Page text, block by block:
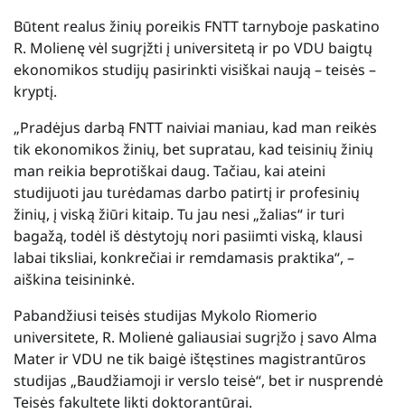
Būtent realus žinių poreikis FNTT tarnyboje paskatino
R. Molienę vėl sugrįžti į universitetą ir po VDU baigtų
ekonomikos studijų pasirinkti visiškai naują – teisės –
kryptį.
„Pradėjus darbą FNTT naiviai maniau, kad man reikės
tik ekonomikos žinių, bet supratau, kad teisinių žinių
man reikia beprotiškai daug. Tačiau, kai ateini
studijuoti jau turėdamas darbo patirtį ir profesinių
žinių, į viską žiūri kitaip. Tu jau nesi „žalias“ ir turi
bagažą, todėl iš dėstytojų nori pasiimti viską, klausi
labai tiksliai, konkrečiai ir remdamasis praktika“, –
aiškina teisininkė.
Pabandžiusi teisės studijas Mykolo Riomerio
universitete, R. Molienė galiausiai sugrįžo į savo Alma
Mater ir VDU ne tik baigė ištęstines magistrantūros
studijas „Baudžiamoji ir verslo teisė“, bet ir nusprendė
Teisės fakultete likti doktorantūrai.